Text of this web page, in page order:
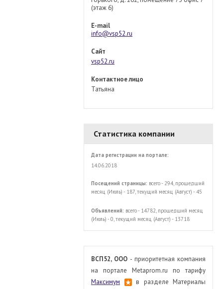
(этаж 6)
E-mail
info@vsp52.ru
Сайт
vsp52.ru
Контактное лицо
Татьяна
Статистика компании
Дата регистрации на портале:
14.06.2018
Посещений страницы: всего - 294, прошедший
месяц (Июль) - 187, текущий месяц (Август) - 45
Объявлений: всего - 14782, прошедший месяц
(Июль) - 0, текущий месяц (Август) - 13718
ВСП52, ООО - приоритетная компания
на портале Metaprom.ru по тарифу
Максимум
в разделе Материалы